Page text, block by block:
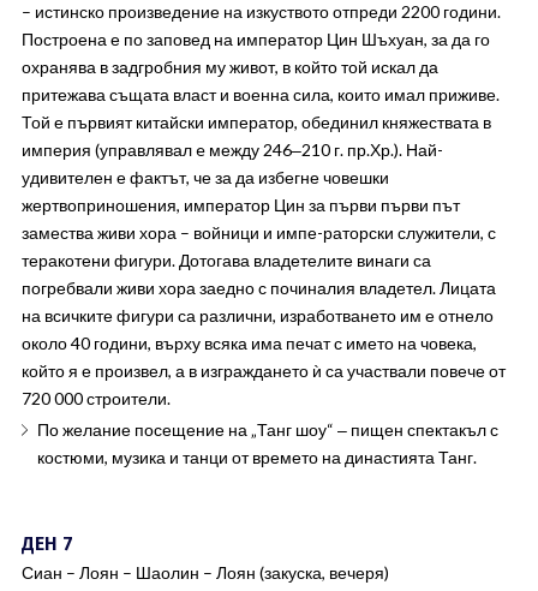
– истинско произведение на изкуството отпреди 2200 години.
Построена е по заповед на император Цин Шъхуан, за да го
охранява в задгробния му живот, в който той искал да
притежава същата власт и военна сила, които имал приживе.
Той е първият китайски император, обединил княжествата в
империя (управлявал e между 246‒210 г. пр.Хр.). Най-
удивителен е фактът, че за да избегне човешки
жертвоприношения, император Цин за първи първи път
замества живи хора – войници и импе-раторски служители, с
теракотени фигури. Дотогава владетелите винаги са
погребвали живи хора заедно с починалия владетел. Лицата
на всичките фигури са различни, изработването им е отнело
около 40 години, върху всяка има печат с името на човека,
който я е произвел, а в изграждането ѝ са участвали повече от
720 000 строители.
По желание посещение на „Танг шоу“ ‒ пищен спектакъл с
костюми, музика и танци от времето на династията Танг.
ДЕН 7
Сиан – Лоян – Шаолин – Лоян (закуска, вечеря)